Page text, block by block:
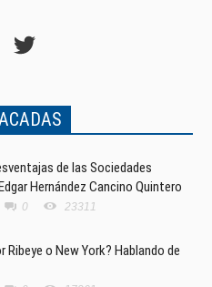
de las Sociedades
Hernández Cancino Quintero
0 23311
Ribeye o New York? Hablando de